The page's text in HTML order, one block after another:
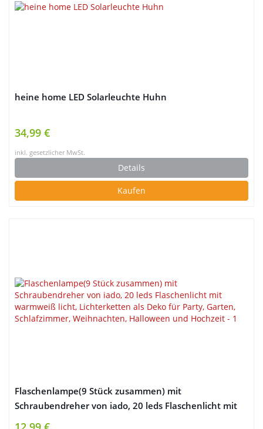
heine home LED Solarleuchte Huhn
34,99 €
inkl. gesetzlicher MwSt.
Details
Kaufen
Flaschenlampe(9 Stück zusammen) mit
Schraubendreher von iado, 20 leds Flaschenlicht mit
warmweiß licht, Lichterketten als Deko für Party,